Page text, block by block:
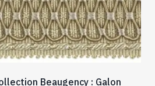
Beaugency : Galon